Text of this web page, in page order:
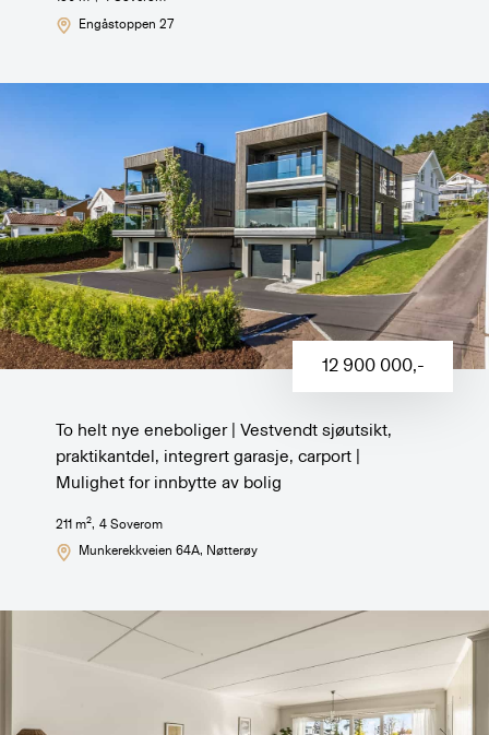
Engåstoppen 27
12 900 000,-
To helt nye eneboliger | Vestvendt sjøutsikt,
praktikantdel, integrert garasje, carport |
Mulighet for innbytte av bolig
211 m2, 4Soverom
Munkerekkveien 64A, Nøtterøy